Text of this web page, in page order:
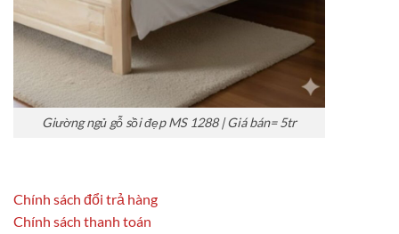
Giường ngủ gỗ sồi đẹp MS 1288 | Giá bán= 5tr
Chính sách đổi trả hàng
Chính sách thanh toán